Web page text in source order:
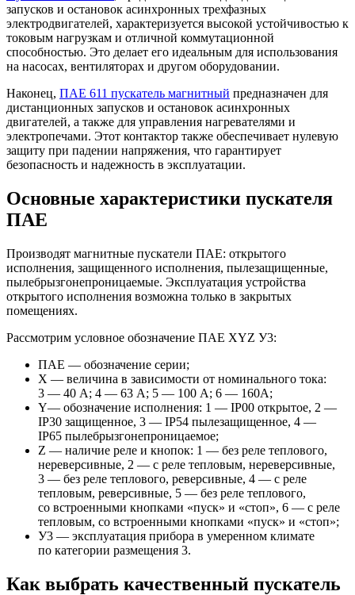
запусков и остановок асинхронных трехфазных
электродвигателей, характеризуется высокой устойчивостью к
токовым нагрузкам и отличной коммутационной
способностью. Это делает его идеальным для использования
на насосах, вентиляторах и другом оборудовании.
Наконец, ПАЕ 611 пускатель магнитный предназначен для
дистанционных запусков и остановок асинхронных
двигателей, а также для управления нагревателями и
электропечами. Этот контактор также обеспечивает нулевую
защиту при падении напряжения, что гарантирует
безопасность и надежность в эксплуатации.
Основные характеристики пускателя
ПАЕ
Производят магнитные пускатели ПАЕ: открытого
исполнения, защищенного исполнения, пылезащищенные,
пылебрызгонепроницаемые. Эксплуатация устройства
открытого исполнения возможна только в закрытых
помещениях.
Рассмотрим условное обозначение ПАЕ XYZ У3:
ПАЕ — обозначение серии;
X — величина в зависимости от номинального тока:
3 — 40 А; 4 — 63 А; 5 — 100 А; 6 — 160А;
Y— обозначение исполнения: 1 — IP00 открытое, 2 —
IP30 защищенное, 3 — IP54 пылезащищенное, 4 —
IP65 пылебрызгонепроницаемое;
Z — наличие реле и кнопок: 1 — без реле теплового,
нереверсивные, 2 — с реле тепловым, нереверсивные,
3 — без реле теплового, реверсивные, 4 — с реле
тепловым, реверсивные, 5 — без реле теплового,
со встроенными кнопками «пуск» и «стоп», 6 — с реле
тепловым, со встроенными кнопками «пуск» и «стоп»;
У3 — эксплуатация прибора в умеренном климате
по категории размещения 3.
Как выбрать качественный пускатель